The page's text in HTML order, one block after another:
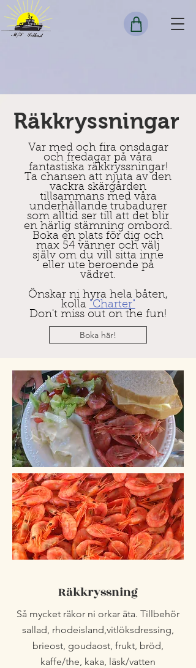
Räkkryssningar
Var med och fira onsdagar
och fredagar på våra
fantastiska räkkryssningar!
Ta chansen att njuta av den
vackra skärgården
tillsammans med våra
underhållande trubadurer
som alltid ser till att det blir
en härlig stämning ombord.
Boka en plats för dig och
max 54 vänner och välj
själv om du vill sitta inne
eller ute beroende på
vädret.
Önskar ni hyra hela båten,
kolla "Charter"
Don't miss out on the fun!
Boka här!
Räkkryssning
Så mycket räkor ni orkar äta. Tillbehör
sallad, rhodeisland,vitlöksdressing,
brieost, goudaost, frukt, bröd,
kaffe/the, kaka, läsk/vatten